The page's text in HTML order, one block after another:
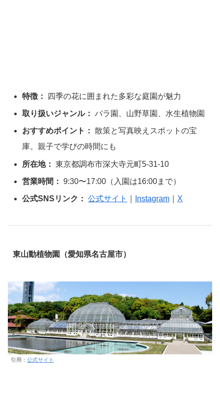
特徴： 四季の花に囲まれた多彩な庭園が魅力
取り扱いジャンル： バラ園、山野草園、水生植物園
おすすめポイント： 散策と写真映えスポットの宝
庫。親子で学びの時間にも
所在地： 東京都調布市深大寺元町5-31-10
営業時間： 9:30〜17:00（入園は16:00まで）
公式SNSリンク： 公式サイト Instagram X
東山動植物園（愛知県名古屋市）
引用： 公式サイト